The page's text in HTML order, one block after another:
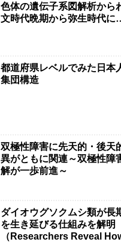
色体の遺伝子系図解析から
文時代晩期から弥生時代に
都道府県レベルでみた日本
集団構造
双極性障害に先天的・後天
異がともに関連～双極性障
解が一歩前進～
ダイオウグソクムシ類が長
を生き延びる仕組みを解明
（Researchers Reveal